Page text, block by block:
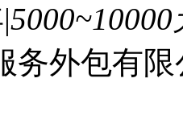
|
务外包有限